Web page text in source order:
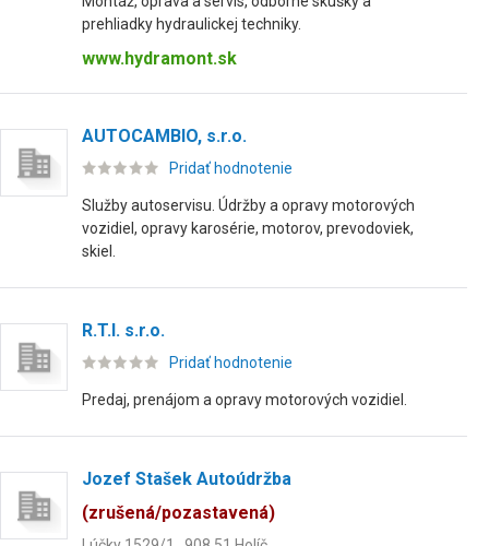
prehliadky hydraulickej techniky.
www.hydramont.sk
AUTOCAMBIO, s.r.o.
Pridať hodnotenie
Služby autoservisu. Údržby a opravy motorových
vozidiel, opravy karosérie, motorov, prevodoviek,
skiel.
R.T.I. s.r.o.
Pridať hodnotenie
Predaj, prenájom a opravy motorových vozidiel.
Jozef Stašek Autoúdržba
(zrušená/pozastavená)